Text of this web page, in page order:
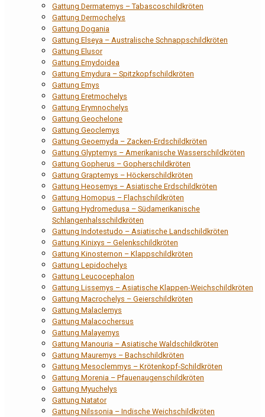
Gattung Dermatemys – Tabascoschildkröten
Gattung Dermochelys
Gattung Dogania
Gattung Elseya – Australische Schnappschildkröten
Gattung Elusor
Gattung Emydoidea
Gattung Emydura – Spitzkopfschildkröten
Gattung Emys
Gattung Eretmochelys
Gattung Erymnochelys
Gattung Geochelone
Gattung Geoclemys
Gattung Geoemyda – Zacken-Erdschildkröten
Gattung Glyptemys – Amerikanische Wasserschildkröten
Gattung Gopherus – Gopherschildkröten
Gattung Graptemys – Höckerschildkröten
Gattung Heosemys – Asiatische Erdschildkröten
Gattung Homopus – Flachschildkröten
Gattung Hydromedusa – Südamerikanische
Schlangenhalsschildkröten
Gattung Indotestudo – Asiatische Landschildkröten
Gattung Kinixys – Gelenkschildkröten
Gattung Kinosternon – Klappschildkröten
Gattung Lepidochelys
Gattung Leucocephalon
Gattung Lissemys – Asiatische Klappen-Weichschildkröten
Gattung Macrochelys – Geierschildkröten
Gattung Malaclemys
Gattung Malacochersus
Gattung Malayemys
Gattung Manouria – Asiatische Waldschildkröten
Gattung Mauremys – Bachschildkröten
Gattung Mesoclemmys – Krötenkopf-Schildkröten
Gattung Morenia – Pfauenaugenschildkröten
Gattung Myuchelys
Gattung Natator
Gattung Nilssonia – Indische Weichschildkröten